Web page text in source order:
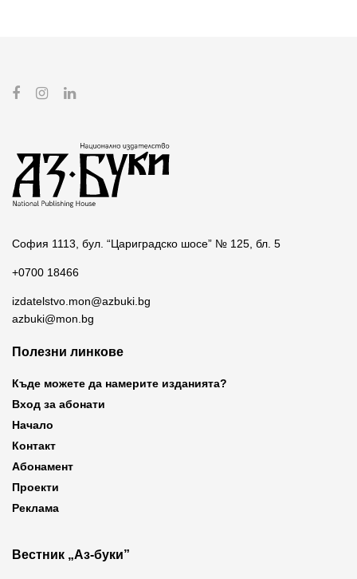
София 1113, бул. “Цариградско шосе” № 125, бл. 5
+0700 18466
izdatelstvo.mon@azbuki.bg
azbuki@mon.bg
Полезни линкове
Къде можете да намерите изданията?
Вход за абонати
Начало
Контакт
Абонамент
Проекти
Реклама
Вестник „Аз-буки”